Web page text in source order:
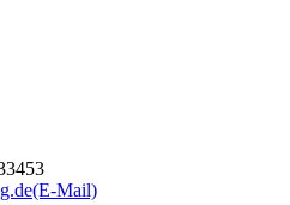
(E-Mail)